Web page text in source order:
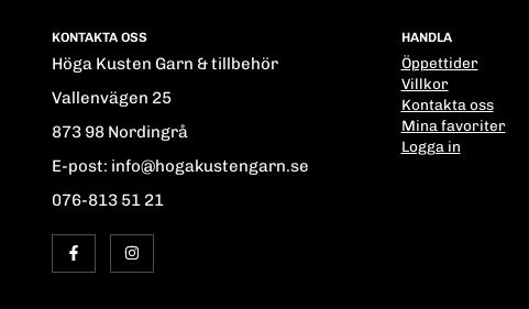
KONTAKTA OSS
Höga Kusten Garn & tillbehör
Vallenvägen 25
873 98 Nordingrå
E-post: info@hogakustengarn.se
076-813 51 21
HANDLA
Öppettider
Villkor
Kontakta oss
Mina favoriter
Logga in